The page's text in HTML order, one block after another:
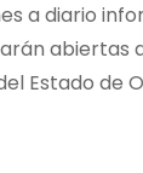
a diario
abiertas
Estado de